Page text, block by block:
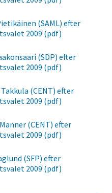
(SAML) efter
2009 (pdf)
(SDP) efter
2009 (pdf)
(CENT) efter
2009 (pdf)
(CENT) efter
2009 (pdf)
(SFP) efter
2009 (pdf)